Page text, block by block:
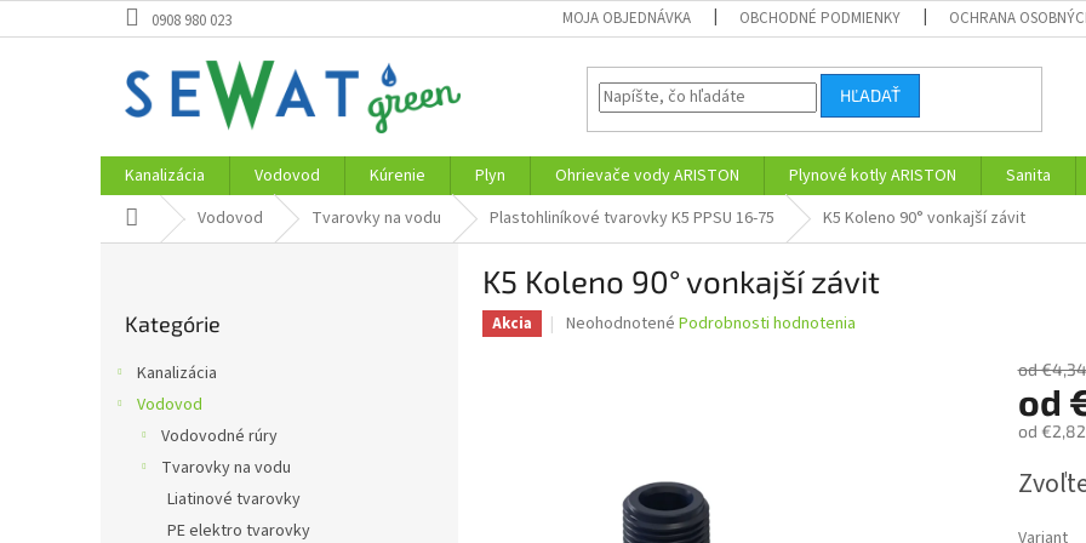
na
0908 980 023 MOJA OBJEDNÁVKA OBCHODNÉ PODMIENKY OCHRANA
HĽADAŤ
Kanalizácia Vodovod Kúrenie Plyn Ohrievače vody ARISTON Plynové kotly ARISTON Sanita
DomovVodovod Tvarovky na vodu Plastohliníkové tvarovky K5 PPSU 16-75 K5 Koleno 90° vonkajší závit
kategórie
Kategórie
Kanalizácia
Vodovod
Vodovodné rúry
Tvarovky na vodu
Liatinové tvarovky
PE elektro tvarovky
K5 Koleno 90° vonkajší závit
Akcia
Priemerné
hviezdičiek.
Neohodnotené Podrobnosti hodnotenia
od €4,34
od
od €2,82
cena: